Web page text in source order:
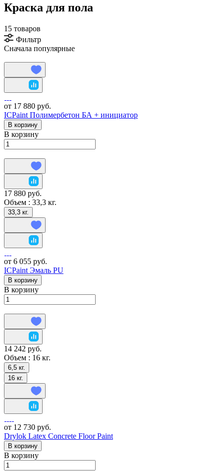
Краска для пола
15 товаров
Фильтр
Сначала популярные
от 17 880 руб.
ICPaint Полимербетон БА + инициатор
В корзину
В корзину
17 880 руб.
Объем : 33,3 кг.
33,3 кг.
от 6 055 руб.
ICPaint Эмаль PU
В корзину
В корзину
14 242 руб.
Объем : 16 кг.
6,5 кг.
16 кг.
от 12 730 руб.
Drylok Latex Concrete Floor Paint
В корзину
В корзину